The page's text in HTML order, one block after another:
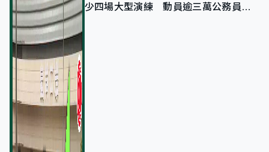
少四場大型演練 動員逾三萬公務員人